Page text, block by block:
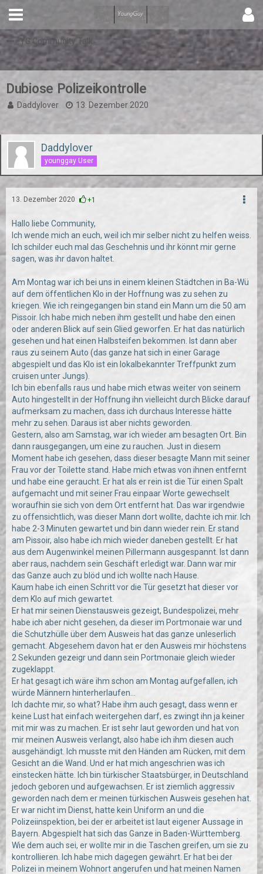
YG Community Talk
Dubiose Polizeikontrolle
Daddylover 13. Dezember 2020
Daddylover
younggay User
13. Dezember 2020 +1
Hallo liebe Community,
Ich wende mich an euch, weil ich mir selber nicht zu helfen weiss.
Ich schilder euch mal das Geschehnis und ihr könnt mir gerne
sagen, was ihr davon haltet.
Am Montag war ich bei uns in einem kleinen Städtchen in Ba-Wü
auf dem öffentlichen Klo in der Hoffnung was zu sehen zu
kriegen. Wie ich reingegangen bin stand ein Mann um die 50 am
Pissoir. Ich habe mich neben ihm gestellt und habe den einen
oder anderen Blick auf sein Glied geworfen. Er hat das natürlich
gesehen und hat einen Halbsteifen bekommen. Ist dann aber
raus zu seinem Auto (das ganze hat sich in einer Garage
abgespielt und das Klo ist ein lokalbekannter Treffpunkt zum
cruisen unter Jungs).
Ich bin ebenfalls raus und habe mich etwas weiter von seinem
Auto hingestellt in der Hoffnung ihn vielleicht durch Blicke darauf
aufmerksam zu machen, dass ich durchaus Interesse hätte
mehr zu sehen. Daraus ist aber nichts geworden.
Gestern, also am Samstag, war ich wieder am besagten Ort. Bin
dann rausgegangen, um eine zu rauchen. Just in diesem
Moment habe ich gesehen, dass dieser besagte Mann mit seiner
Frau vor der Toilette stand. Habe mich etwas von ihnen entfernt
und habe eine geraucht. Er hat als er rein ist die Tür einen Spalt
aufgemacht und mit seiner Frau einpaar Worte gewechselt
woraufhin sie sich von dem Ort entfernt hat. Das war irgendwie
zu offensichtlich, was dieser Mann dort wollte, dachte ich mir. Ich
habe 2-3 Minuten gewartet und bin dann wieder rein. Er stand
am Pissoir, also habe ich mich wieder daneben gestellt. Er hat
aus dem Augenwinkel meinen Pillermann ausgespannt. Ist dann
aber raus, nachdem sein Geschäft erledigt war. Dann war mir
das Ganze auch zu blöd und ich wollte nach Hause.
Kaum habe ich einen Schritt vor die Tür gesetzt hat dieser vor
dem Klo auf mich gewartet.
Er hat mir seinen Dienstausweis gezeigt, Bundespolizei, mehr
habe ich aber nicht gesehen, da dieser im Portmonaie war und
die Schutzhülle über dem Ausweis hat das ganze unleserlich
gemacht. Abgesehem davon hat er den Ausweis mir höchstens
2 Sekunden gezeigr und dann sein Portmonaie gleich wieder
zugeklappt.
Er hat gesagt ich wäre ihm schon am Montag aufgefallen, ich
würde Männern hinterherlaufen...
Ich dachte mir, so what? Habe ihm auch gesagt, dass wenn er
keine Lust hat einfach weitergehen darf, es zwingt ihn ja keiner
mit mir was zu machen. Er ist sehr laut geworden und hat von
mir meinen Ausweis verlangt, also habe ich ihm diesen auch
ausgehändigt. Ich musste mit den Händen am Rücken, mit dem
Gesicht an die Wand. Und er hat mich angeschrien was ich
einstecken hätte. Ich bin türkischer Staatsbürger, in Deutschland
jedoch geboren und aufgewachsen. Er ist ziemlich aggressiv
geworden nach dem er meinen türkischen Ausweis gesehen hat.
Er war nicht im Dienst, hatte kein Uniform an und die
Polizeiinspektion, bei der er arbeitet ist laut eigener Aussage in
Bayern. Abgespielt hat sich das Ganze in Baden-Württemberg.
Wie dem auch sei, er wollte mir in die Taschen greifen, um sie zu
kontrollieren. Ich habe mich dagegen gewährt. Er hat bei der
Polizei in meinem Wohnort angerufen und hat meinen Namen